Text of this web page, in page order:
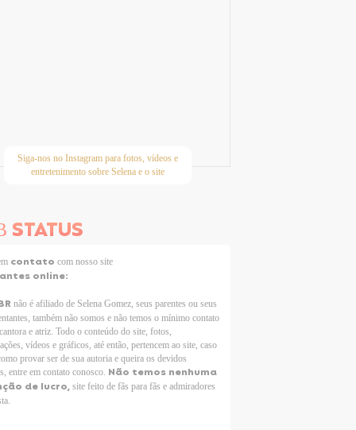
Siga-nos no Instagram para fotos, vídeos e
entretenimento sobre Selena e o site
STATUS
contatocom nosso site
online:
não é afiliado de Selena Gomez, seus parentes ou seus
também não somos e não temos o mínimo contato
e atriz. Todo o conteúdo do site, fotos,
vídeos e gráficos, até então, pertencem ao site, caso
provar ser de sua autoria e queira os devidos
entre em contato conosco. Não temos nenhuma
de lucro,site feito de fãs para fãs e admiradores